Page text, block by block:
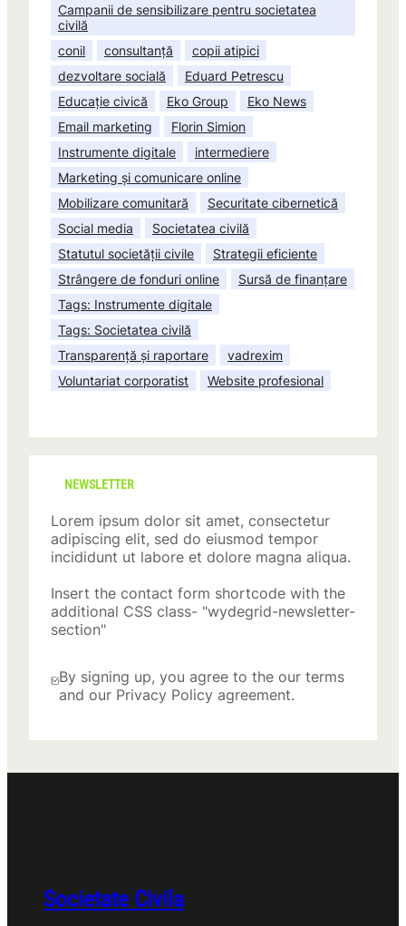
Campanii de sensibilizare pentru societatea
civilă
conil
consultanță
copii atipici
dezvoltare socială
Eduard Petrescu
Educație civică
Eko Group
Eko News
Email marketing
Florin Simion
Instrumente digitale
intermediere
Marketing și comunicare online
Mobilizare comunitară
Securitate cibernetică
Social media
Societatea civilă
Statutul societății civile
Strategii eficiente
Strângere de fonduri online
Sursă de finanțare
Tags: Instrumente digitale
Tags: Societatea civilă
Transparență și raportare
vadrexim
Voluntariat corporatist
Website profesional
NEWSLETTER
Lorem ipsum dolor sit amet, consectetur
adipiscing elit, sed do eiusmod tempor
incididunt ut labore et dolore magna aliqua.
Insert the contact form shortcode with the
additional CSS class- "wydegrid-newsletter-
section"
By signing up, you agree to the our terms
and our Privacy Policy agreement.
Societate Civila